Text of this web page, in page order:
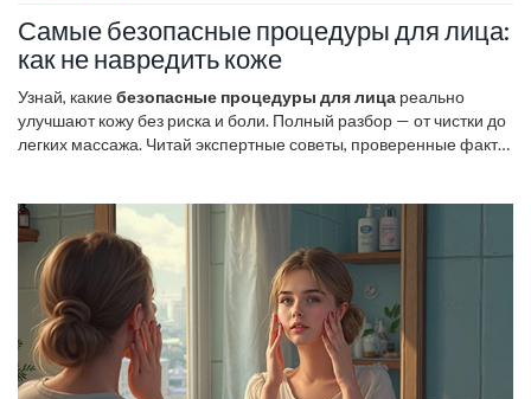
Самые безопасные процедуры для лица:
как не навредить коже
Узнай, какиебезопасные процедуры для лица реально
улучшают кожу без риска и боли. Полный разбор — от чистки до
легких массажа. Читай экспертные советы, проверенные факты